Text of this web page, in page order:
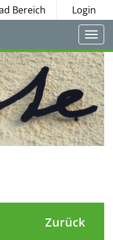
Bereich Login
Zurück